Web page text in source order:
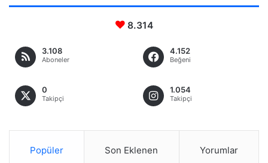
8.314
3.108
Aboneler
4.152
Beğeni
0
Takipçi
1.054
Takipçi
Popüler Son Eklenen Yorumlar